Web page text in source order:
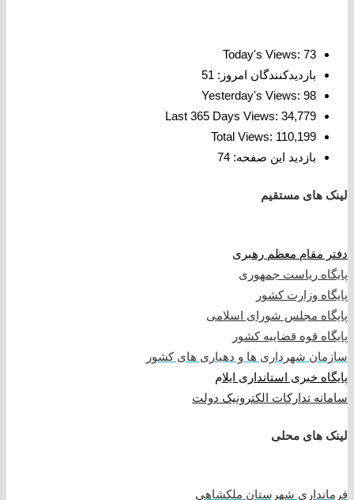
Today's Views: 73
بازدیدکنندگان امروز: 51
Yesterday's Views: 98
Last 365 Days Views: 34,779
Total Views: 110,199
بازدید این صفحه: 74
لینک های مستقیم
دفتر مقام معظم رهبری
پایگاه ریاست جمهوری
پایگاه وزارت کشور
پایگاه مجلس شورای اسلامی
پایگاه قوه قضاییه کشور
سازمان شهرداری ها و دهیاری های کشور
پایگاه خبری استانداری ایلام
سامانه تدارکات الکترونیک دولت
لینک های محلی
فرمانداری شهرستان ملکشاهی